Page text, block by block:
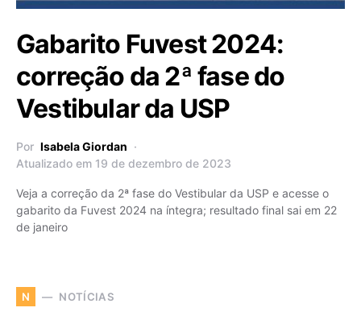
Gabarito Fuvest 2024:
correção da 2ª fase do
Vestibular da USP
Por Isabela Giordan
Atualizado em 19 de dezembro de 2023
Veja a correção da 2ª fase do Vestibular da USP e acesse o
gabarito da Fuvest 2024 na íntegra; resultado final sai em 22
de janeiro
N NOTÍCIAS